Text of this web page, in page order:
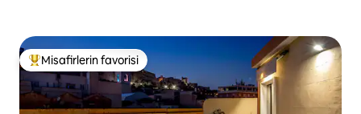
Misafirlerin favorilerinden en beğenilenler arasında
Misafirlerin favorisi